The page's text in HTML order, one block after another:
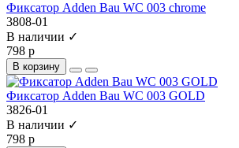
Фиксатор Adden Bau WC 003 chrome
3808-01
В наличии ✓
798 р
В корзину
Фиксатор Adden Bau WC 003 GOLD
3826-01
В наличии ✓
798 р